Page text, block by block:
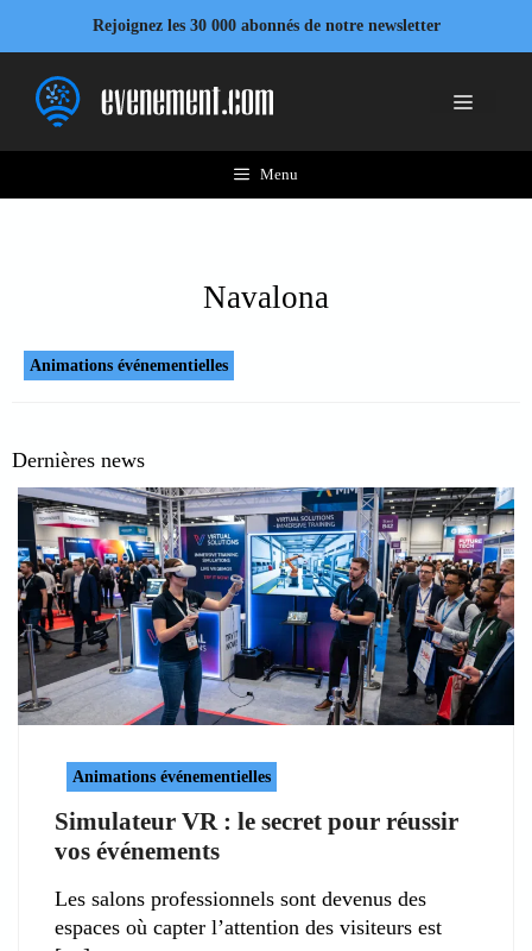
contenu
Rejoignez les 30 000 abonnés de notre newsletter
Menu
Menu
Navalona
Animations événementielles
Dernières news
Animations événementielles
Simulateur VR : le secret pour réussir
vos événements
Les salons professionnels sont devenus des
espaces où capter l’attention des visiteurs est